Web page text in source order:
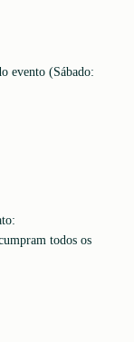
evento (Sábado:
todos os